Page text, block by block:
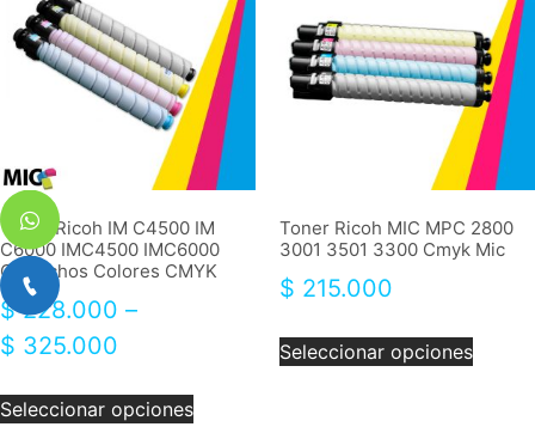
Toner Ricoh IM C4500 IM
C6000 IMC4500 IMC6000
Cartuchos Colores CMYK
$228.000 –
$ 325.000
Seleccionar opciones
Toner Ricoh MIC MPC 2800
3001 3501 3300 Cmyk Mic
$ 215.000
Seleccionar opciones